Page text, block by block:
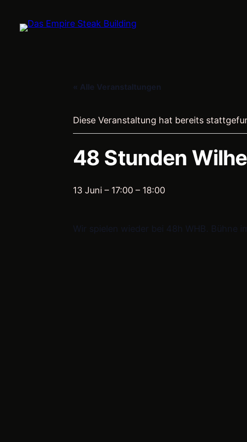
« Alle Veranstaltungen
Diese Veranstaltung hat bereits
48 Stunden
13 Juni – 17:00 – 18:00
Wir spielen wieder bei 48h WHB. Bühne